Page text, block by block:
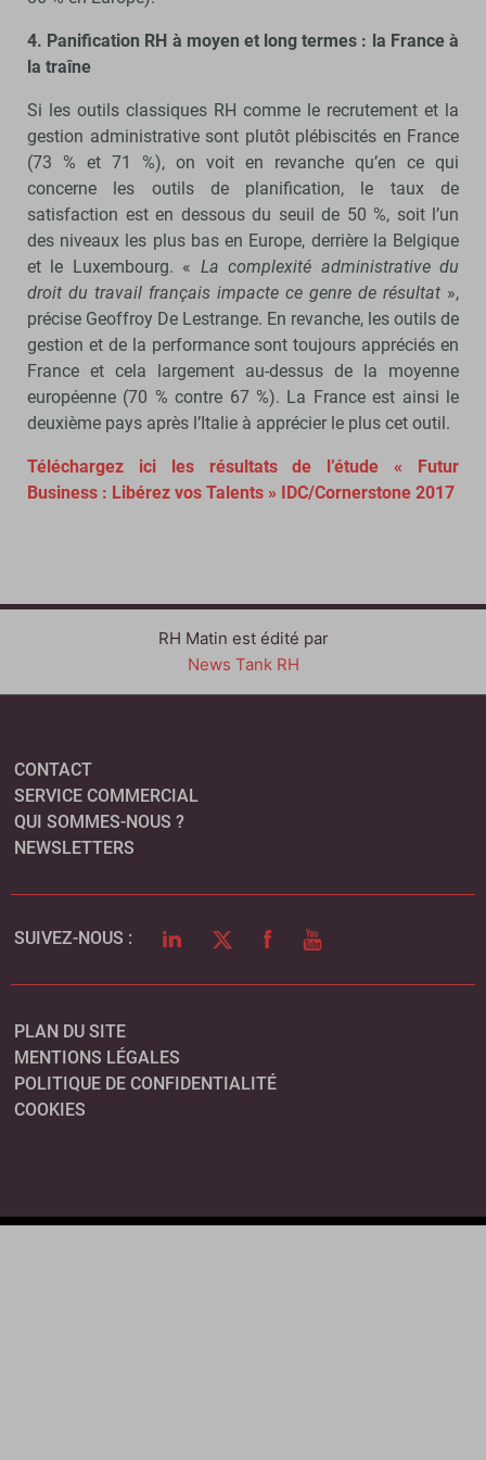
4. Panification RH à moyen et long termes : la France à
la traîne
Si les outils classiques RH comme le recrutement et la
gestion administrative sont plutôt plébiscités en France
(73 % et 71 %), on voit en revanche qu’en ce qui
concerne les outils de planification, le taux de
satisfaction est en dessous du seuil de 50 %, soit l’un
des niveaux les plus bas en Europe, derrière la Belgique
et le Luxembourg. « La complexité administrative du
droit du travail français impacte ce genre de résultat »,
précise Geoffroy De Lestrange. En revanche, les outils de
gestion et de la performance sont toujours appréciés en
France et cela largement au-dessus de la moyenne
européenne (70 % contre 67 %). La France est ainsi le
deuxième pays après l’Italie à apprécier le plus cet outil.
Téléchargez ici les résultats de l’étude « Futur
Business : Libérez vos Talents » IDC/Cornerstone 2017
RH Matin est édité par
News Tank RH
CONTACT
SERVICE COMMERCIAL
QUI SOMMES-NOUS ?
NEWSLETTERS
SUIVEZ-NOUS : LINKEDINTWITTERFACEBOOK
YOUTUBE
PLAN DU SITE
MENTIONS LÉGALES
POLITIQUE DE CONFIDENTIALITÉ
COOKIES